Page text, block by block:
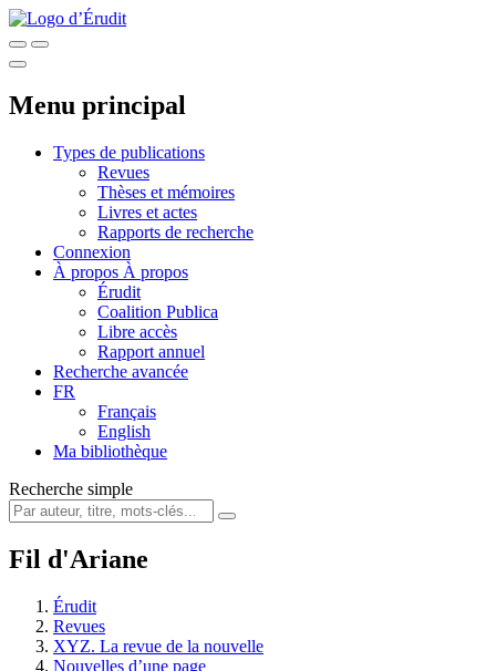
Menu principal
Types de publications
Revues
Thèses et mémoires
Livres et actes
Rapports de recherche
Connexion
À propos À propos
Érudit
Coalition Publica
Libre accès
Rapport annuel
Recherche avancée
FR
Français
English
Ma bibliothèque
Recherche simple
Fil d'Ariane
Érudit
Revues
XYZ. La revue de la nouvelle
Nouvelles d’une page